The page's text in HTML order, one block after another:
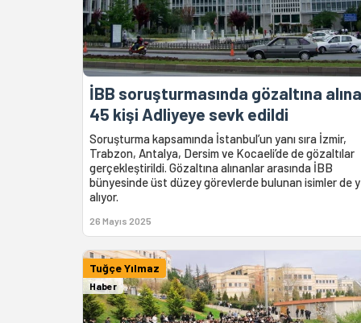
İBB soruşturmasında gözaltına
45 kişi Adliyeye sevk edildi
Soruşturma kapsamında İstanbul’un yanı sıra İzmir,
Trabzon, Antalya, Dersim ve Kocaeli’de de gözaltılar
gerçekleştirildi. Gözaltına alınanlar arasında İBB
bünyesinde üst düzey görevlerde bulunan isimler de
alıyor.
26 Mayıs 2025
Tuğçe Yılmaz
Haber